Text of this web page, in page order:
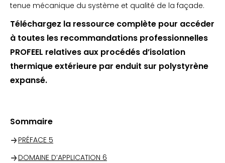
tenue mécanique du système et qualité de la façade.
Téléchargez la ressource complète pour accéder
à toutes les recommandations professionnelles
PROFEEL relatives aux procédés d’isolation
thermique extérieure par enduit sur polystyrène
expansé.
Sommaire
PRÉFACE 5
DOMAINE D’APPLICATION 6